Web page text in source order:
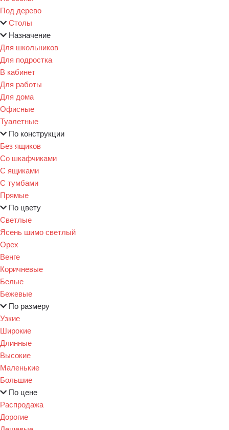
Под дерево
Столы
Назначение
Для школьников
Для подростка
В кабинет
Для работы
Для дома
Офисные
Туалетные
По конструкции
Без ящиков
Со шкафчиками
С ящиками
С тумбами
Прямые
По цвету
Светлые
Ясень шимо светлый
Орех
Венге
Коричневые
Белые
Бежевые
По размеру
Узкие
Широкие
Длинные
Высокие
Маленькие
Большие
По цене
Распродажа
Дорогие